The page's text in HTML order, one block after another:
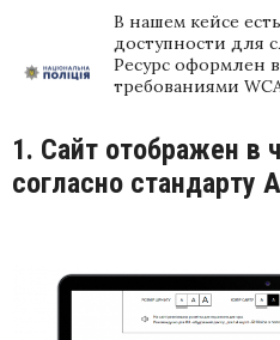
В нашем кейсе
доступности для
Ресурс оформлен
требованиями
1. Сайт отображен в
согласно стандарту